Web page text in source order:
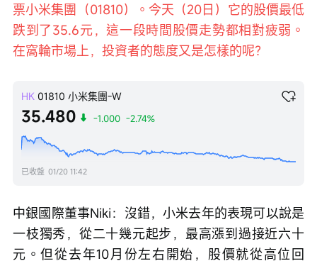
票小米集團（01810）。今天（20日）它的股價最低
跌到了35.6元，這一段時間股價走勢都相對疲弱。
在窩輪市場上，投資者的態度又是怎樣的呢？
HK 01810 小米集團-W
35.480 -1.000 -2.74%
已收盤 01/20 11:42
中銀國際董事Niki：沒錯，小米去年的表現可以說是
一枝獨秀，從二十幾元起步，最高漲到過接近六十
元。但從去年10月份左右開始，股價就從高位回